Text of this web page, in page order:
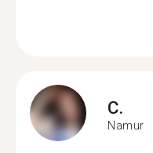
C.
Namur